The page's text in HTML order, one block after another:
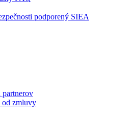
podporený SIEA
od zmluvy